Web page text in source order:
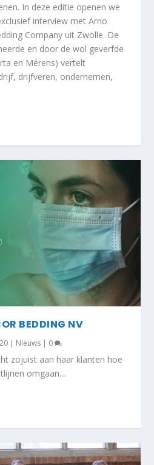
In deze editie openen we
interview met Arno
Company uit Zwolle. De
en door de wol geverfde
en Mérens) vertelt
drijfveren, ondernemen,
BEDDING NV
| Nieuws | 0
zojuist aan haar klanten hoe
omgaan....